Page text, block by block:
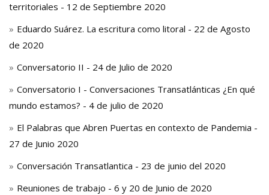
territoriales - 12 de Septiembre 2020
Eduardo Suárez. La escritura como litoral - 22 de Agosto
de 2020
Conversatorio II - 24 de Julio de 2020
Conversatorio I - Conversaciones Transatlánticas ¿En qué
mundo estamos? - 4 de julio de 2020
El Palabras que Abren Puertas en contexto de Pandemia -
27 de Junio 2020
Conversación Transatlantica - 23 de junio del 2020
Reuniones de trabajo - 6 y 20 de Junio de 2020